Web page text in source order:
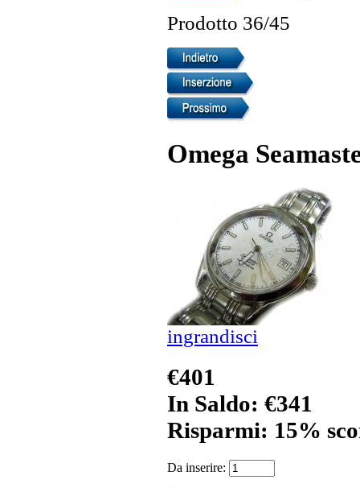
Prodotto 36/45
Omega
ingrandisci
€401
In Saldo: €341
Risparmi: 15%
Da inserire: